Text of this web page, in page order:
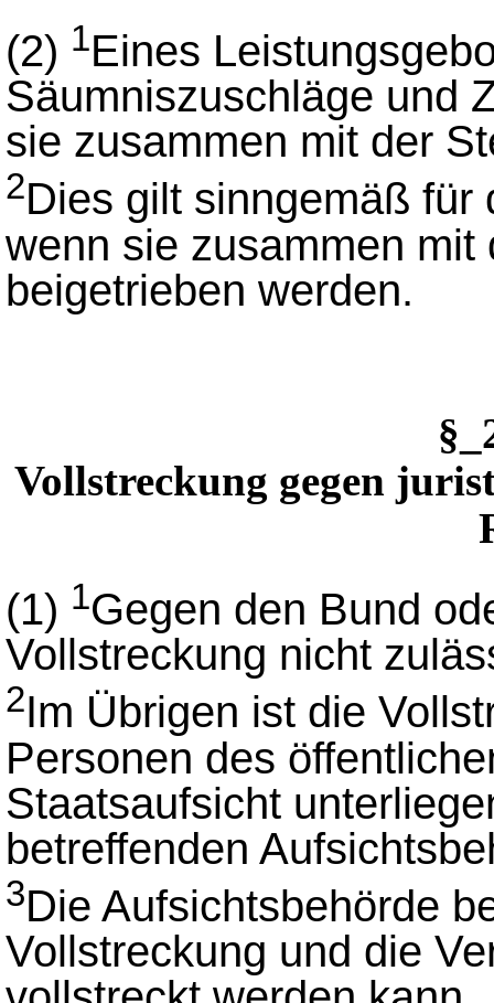
(2) 1Eines
Säumniszuschläge und
sie zusammen mit der
2Dies gilt sinngemäß für
wenn sie zusammen mit
beigetrieben werden.
Vollstreckung gegen
(1) 1Gegen den Bund
Vollstreckung nicht
2Im Übrigen ist die
Personen des
Staatsaufsicht
betreffenden
3Die Aufsichtsbehörde
Vollstreckung und die